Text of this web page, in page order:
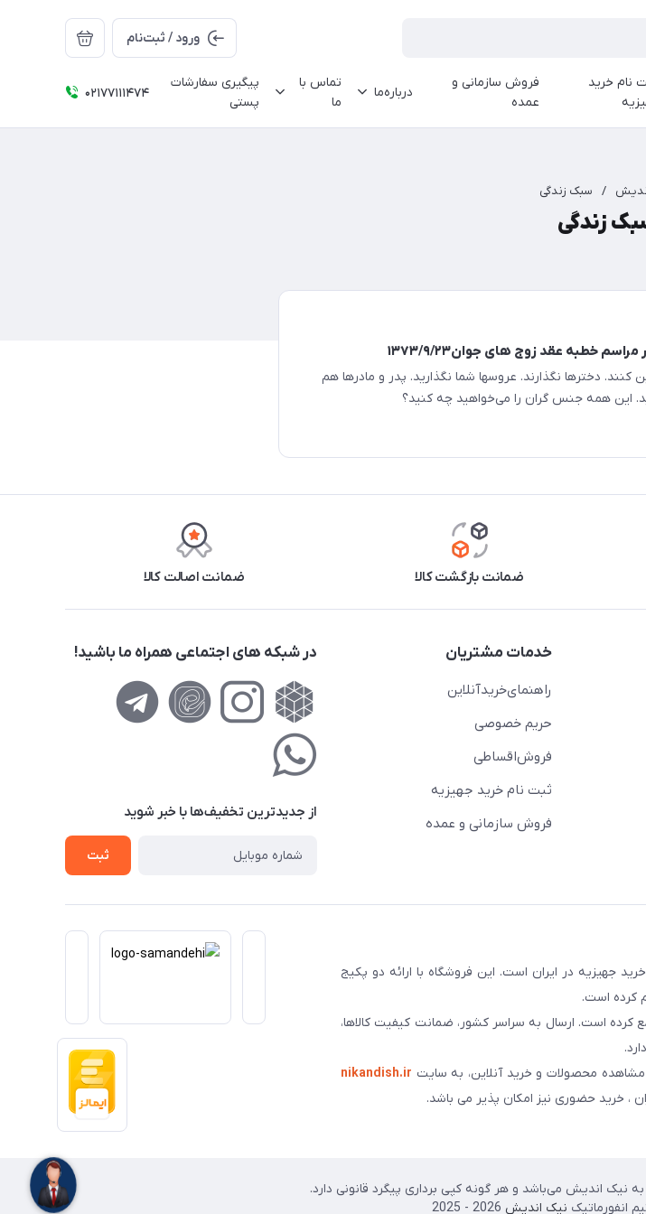
ورود / ثبت‌نام
نام خرید
فروش سازمانی و
عمده
درباره‌ما
تماس با
ما
پیگیری سفارشات
پستی
02177111474
/ سبک زندگی
زندگی
خطبه عقد زوج های جوان۱۳۷۳/۹/۲۳
کنند. دخترها نگذارند. عروسها شما نگذارید. پدر و مادرها هم
این همه جنس گران را می‌خواهید چه کنید؟
ضمانت بازگشت کالا ضمانت اصالت کالا
خدمات مشتریان
راهنمای‌خرید‌آنلاین
حریم خصوصی
فروش‌اقساطی
ثبت نام خرید جهیزیه
فروش سازمانی و عمده
در شبکه های اجتماعی همراه ما باشید!
از جدید‌ترین تخفیف‌ها با‌ خبر شوید
ثبت
از معتبرترین مراکز خرید جهیزیه در ایران است. این فروشگاه با ارائه دو پکیج
کرده است.
کرده است. ارسال به سراسر کشور، ضمانت کیفیت کالاها،
محصولات و خرید آنلاین، به سایت nikandish.ir
، خرید حضوری نیز امکان پذیر می باشد.
اندیش می‌باشد و هر گونه کپی برداری پیگرد قانونی دارد.
انفورماتیک نیک اندیش 2026 - 2025